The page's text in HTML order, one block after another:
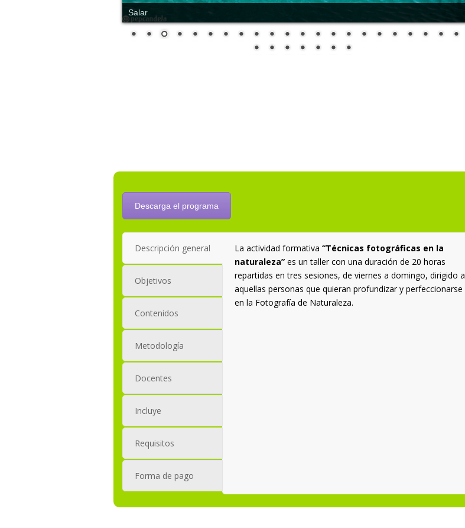
Salar
Descarga el programa
Descripción general
Objetivos
Contenidos
Metodología
Docentes
Incluye
Requisitos
Forma de pago
La actividad formativa “Técnicas fotográficas en la
naturaleza” es un taller con una duración de 20 horas
repartidas en tres sesiones, de viernes a domingo, dirigido a
aquellas personas que quieran profundizar y perfeccionarse
en la Fotografía de Naturaleza.